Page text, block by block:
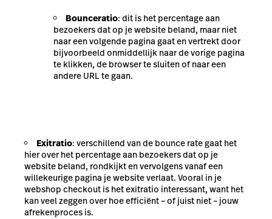
Bounceratio: dit is het percentage aan
bezoekers dat op je website beland, maar niet
naar een volgende pagina gaat en vertrekt door
bijvoorbeeld onmiddellijk naar de vorige pagina
te klikken, de browser te sluiten of naar een
andere URL te gaan.
Exitratio: verschillend van de bounce rate gaat het
hier over het percentage aan bezoekers dat op je
website beland, rondkijkt en vervolgens vanaf een
willekeurige pagina je website verlaat. Vooral in je
webshop checkout is het exitratio interessant, want het
kan veel zeggen over hoe efficiënt – of juist niet – jouw
afrekenproces is.